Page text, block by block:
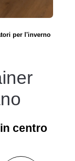
per l'inverno
centro